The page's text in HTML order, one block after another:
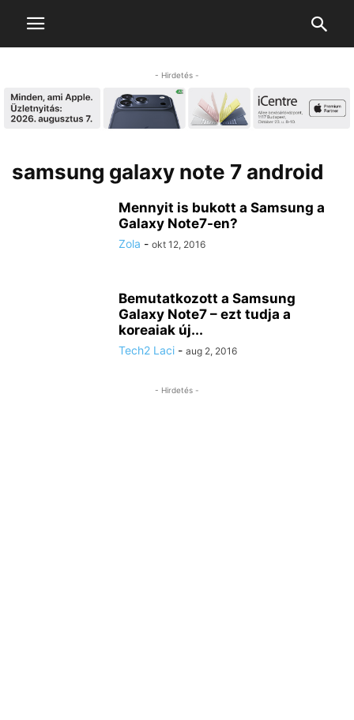
- Hirdetés -
samsung galaxy note 7 android
Mennyit is bukott a Samsung a
Galaxy Note7-en?
Zola - okt 12, 2016
Bemutatkozott a Samsung
Galaxy Note7 – ezt tudja a
koreaiak új...
Tech2 Laci - aug 2, 2016
- Hirdetés -